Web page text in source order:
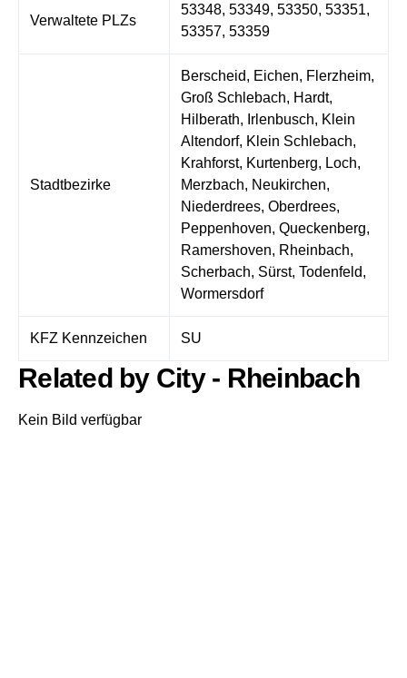
Verwaltete PLZs
53348, 53349, 53350, 53351,
53357, 53359
Stadtbezirke
Berscheid, Eichen, Flerzheim,
Groß Schlebach, Hardt,
Hilberath, Irlenbusch, Klein
Altendorf, Klein Schlebach,
Krahforst, Kurtenberg, Loch,
Merzbach, Neukirchen,
Niederdrees, Oberdrees,
Peppenhoven, Queckenberg,
Ramershoven, Rheinbach,
Scherbach, Sürst, Todenfeld,
Wormersdorf
KFZ Kennzeichen SU
Related by City - Rheinbach
Kein Bild verfügbar